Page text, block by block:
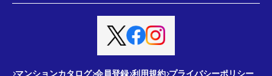
マンションカタログ 会員登録 利用規約 プライバシーポリシー